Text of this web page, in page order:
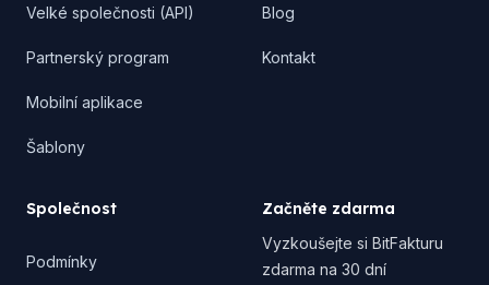
Velké společnosti (API)
Partnerský program
Mobilní aplikace
Šablony
Blog
Kontakt
Společnost
Podmínky
Začněte zdarma
Vyzkoušejte si BitFakturu
zdarma na 30 dní